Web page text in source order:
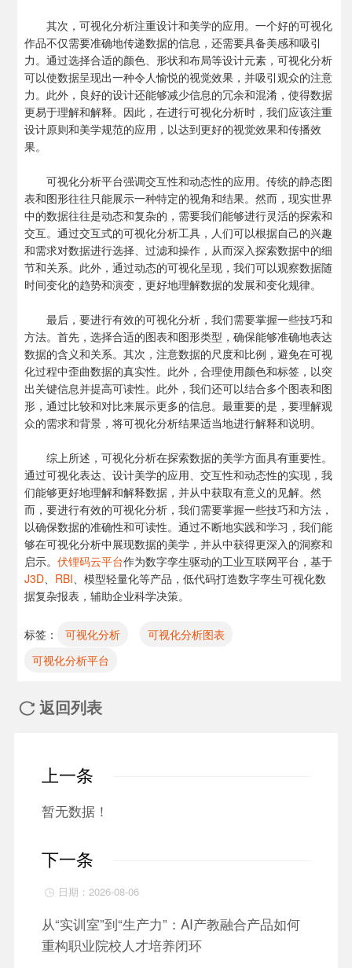
其次，可视化分析注重设计和美学的应用。一个好的可视化
作品不仅需要准确地传递数据的信息，还需要具备美感和吸引
力。通过选择合适的颜色、形状和布局等设计元素，可视化分析
可以使数据呈现出一种令人愉悦的视觉效果，并吸引观众的注意
力。此外，良好的设计还能够减少信息的冗余和混淆，使得数据
更易于理解和解释。因此，在进行可视化分析时，我们应该注重
设计原则和美学规范的应用，以达到更好的视觉效果和传播效
果。
可视化分析平台强调交互性和动态性的应用。传统的静态图
表和图形往往只能展示一种特定的视角和结果。然而，现实世界
中的数据往往是动态和复杂的，需要我们能够进行灵活的探索和
交互。通过交互式的可视化分析工具，人们可以根据自己的兴趣
和需求对数据进行选择、过滤和操作，从而深入探索数据中的细
节和关系。此外，通过动态的可视化呈现，我们可以观察数据随
时间变化的趋势和演变，更好地理解数据的发展和变化规律。
最后，要进行有效的可视化分析，我们需要掌握一些技巧和
方法。首先，选择合适的图表和图形类型，确保能够准确地表达
数据的含义和关系。其次，注意数据的尺度和比例，避免在可视
化过程中歪曲数据的真实性。此外，合理使用颜色和标签，以突
出关键信息并提高可读性。此外，我们还可以结合多个图表和图
形，通过比较和对比来展示更多的信息。最重要的是，要理解观
众的需求和背景，将可视化分析结果适当地进行解释和说明。
综上所述，可视化分析在探索数据的美学方面具有重要性。
通过可视化表达、设计美学的应用、交互性和动态性的实现，我
们能够更好地理解和解释数据，并从中获取有意义的见解。然
而，要进行有效的可视化分析，我们需要掌握一些技巧和方法，
以确保数据的准确性和可读性。通过不断地实践和学习，我们能
够在可视化分析中展现数据的美学，并从中获得更深入的洞察和
启示。 伏锂码云平台作为数字孪生驱动的工业互联网平台，基于
J3D、 RBI、模型轻量化等产品，低代码打造数字孪生可视化数
据复杂报表，辅助企业科学决策。
标签： 可视化分析
可视化分析图表
可视化分析平台
 返回列表
上一条
暂无数据！
下一条
 日期：2026-08-06
从“实训室”到“生产力”：AI产教融合产品如何
重构职业院校人才培养闭环